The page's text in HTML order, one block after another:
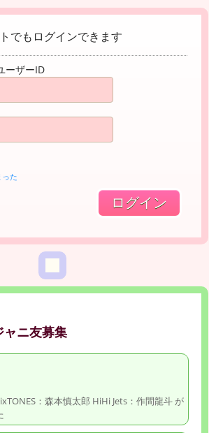
でもログインできます
ーザーID
た
ャニ友募集
：森本慎太郎 HiHi Jets：作間龍斗 が